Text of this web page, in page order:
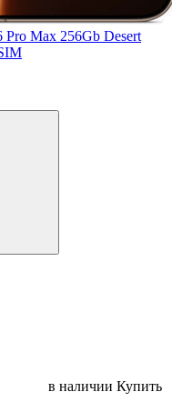
Max 256Gb Desert
в наличии Купить